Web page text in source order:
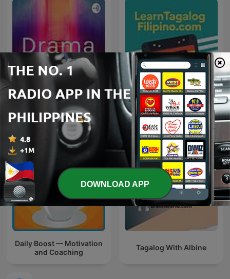
Drama Learn Tagalog Filipino
Daily Boost — Motivation
and Coaching
Tagalog With Albine
DOWNLOAD APP